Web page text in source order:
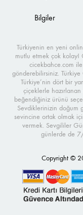
Bilgiler
Türkiyenin en yeni
mutlu etmek çok kolay!
cicekbahce.com
gönderebilirsiniz.
Türkiye’nin dört bir
çiçeklerle hazırlanan
beğendiğiniz ürünü
Sevdiklerinizin doğum
sevincine ortak olmak
vermek. Sevgililer
günlerde de
Copyright ©